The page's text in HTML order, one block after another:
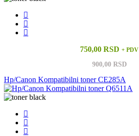
750,00 RSD + PDV
900,00 RSD
Hp/Canon Kompatibilni toner CE285A